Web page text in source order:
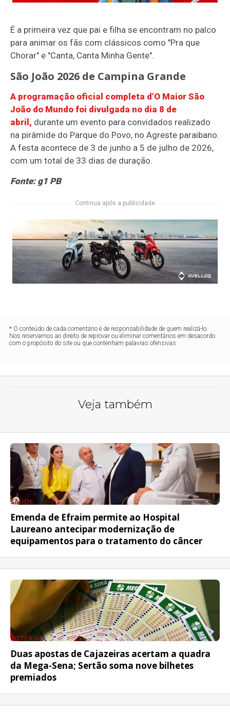
É a primeira vez que pai e filha se encontram no palco
para animar os fãs com clássicos como "Pra que
Chorar" e "Canta, Canta Minha Gente".
São João 2026 de Campina Grande
A programação oficial completa d'O Maior São
João do Mundo foi divulgada no dia 8 de
abril, durante um evento para convidados realizado
na pirâmide do Parque do Povo, no Agreste paraibano.
A festa acontece de 3 de junho a 5 de julho de 2026,
com um total de 33 dias de duração.
Fonte: g1 PB
Continua após a publicidade
* O conteúdo de cada comentário é de responsabilidade de quem realizá-lo.
Nos reservamos ao direito de reprovar ou eliminar comentários em desacordo
com o propósito do site ou que contenham palavras ofensivas.
Veja também
SAÚDE
Emenda de Efraim permite ao Hospital
Laureano antecipar modernização de
equipamentos para o tratamento do câncer
LOTERIAS
Duas apostas de Cajazeiras acertam a quadra
da Mega-Sena; Sertão soma nove bilhetes
premiados